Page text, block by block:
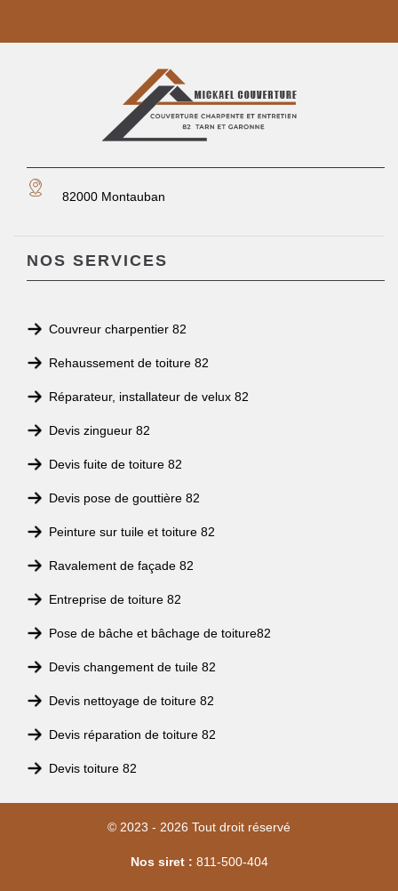
82000 Montauban
NOS SERVICES
Couvreur charpentier 82
Rehaussement de toiture 82
Réparateur, installateur de velux 82
Devis zingueur 82
Devis fuite de toiture 82
Devis pose de gouttière 82
Peinture sur tuile et toiture 82
Ravalement de façade 82
Entreprise de toiture 82
Pose de bâche et bâchage de toiture82
Devis changement de tuile 82
Devis nettoyage de toiture 82
Devis réparation de toiture 82
Devis toiture 82
© 2023 - 2026 Tout droit réservé
Nos siret : 811-500-404